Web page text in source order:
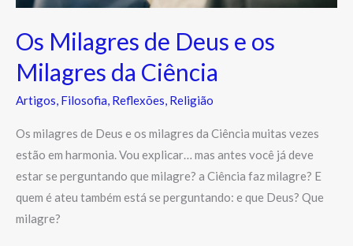
Os Milagres de Deus e os
Milagres da Ciência
Artigos, Filosofia, Reflexões, Religião
Os milagres de Deus e os milagres da Ciência muitas vezes
estão em harmonia. Vou explicar… mas antes você já deve
estar se perguntando que milagre? a Ciência faz milagre? E
quem é ateu também está se perguntando: e que Deus? Que
milagre?